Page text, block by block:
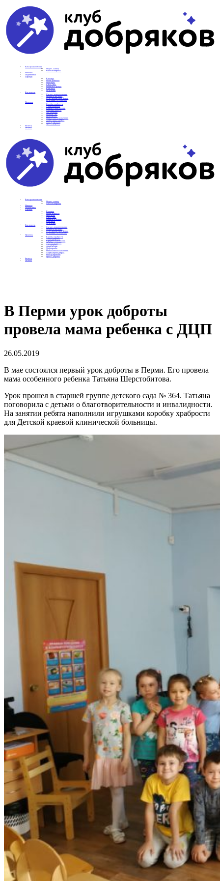
Вам нужна помощь
Подать заявку
Частые вопросы
Новости
Подопечные
О фонде
Команда
Наши ценности
Партнеры
СМИ о нас
Реквизиты фонда
Контакты
Отделения
Как помочь
Сделать пожертвование
Подписка на добро
Стать волонтером фонда
Вечеринки со смыслом
Проекты
Коробка храбрости
Уроки Доброты
Юридическая помощь
Мамины радости
Автодобряки
Добрый торт
Добропробег
Няни особого назначения
Акция «Букет добра»
Фактор времени
Цветы доброты
Бизнесу
Отчеты
Вам нужна помощь
Подать заявку
Частые вопросы
Новости
Подопечные
О фонде
Команда
Наши ценности
Партнеры
СМИ о нас
Реквизиты фонда
Контакты
Отделения
Как помочь
Сделать пожертвование
Подписка на добро
Стать волонтером фонда
Вечеринки со смыслом
Проекты
Коробка храбрости
Уроки Доброты
Юридическая помощь
Мамины радости
Автодобряки
Добрый торт
Добропробег
Няни особого назначения
Акция «Букет добра»
Фактор времени
Цветы доброты
Бизнесу
Отчеты
В Перми урок доброты
провела мама ребенка с ДЦП
26.05.2019
В мае состоялся первый урок доброты в Перми. Его провела
мама особенного ребенка Татьяна Шерстобитова.
Урок прошел в старшей группе детского сада № 364. Татьяна
поговорила с детьми о благотворительности и инвалидности.
На занятии ребята наполнили игрушками коробку храбрости
для Детской краевой клинической больницы.